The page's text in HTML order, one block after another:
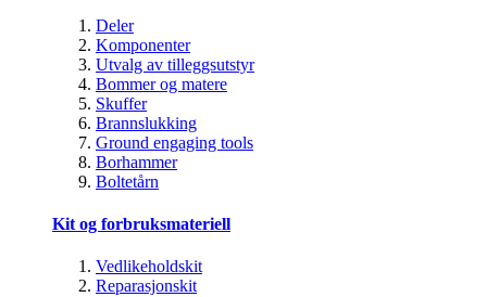
Deler
Komponenter
Utvalg av tilleggsutstyr
Bommer og matere
Skuffer
Brannslukking
Ground engaging tools
Borhammer
Boltetårn
Kit og forbruksmateriell
Vedlikeholdskit
Reparasjonskit